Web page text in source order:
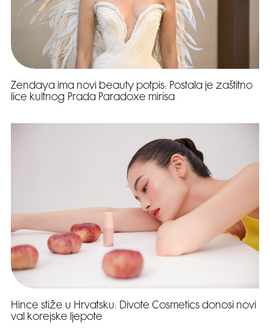
Zendaya ima novi beauty potpis: Postala je zaštitno
lice kultnog Prada Paradoxe mirisa
Hince stiže u Hrvatsku: Divote Cosmetics donosi novi
val korejske ljepote